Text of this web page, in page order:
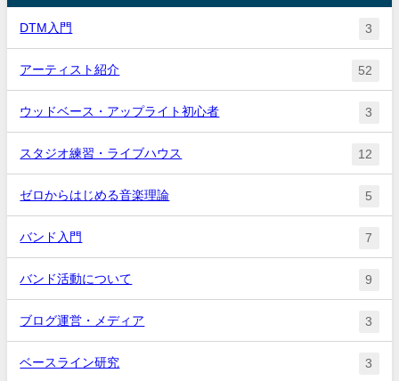
DTM入門 3
アーティスト紹介 52
ウッドベース・アップライト初心者 3
スタジオ練習・ライブハウス 12
ゼロからはじめる音楽理論 5
バンド入門 7
バンド活動について 9
ブログ運営・メディア 3
ベースライン研究 3